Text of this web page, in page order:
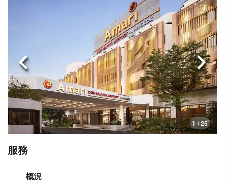
1 / 25
上一頁 下一
服務
概況